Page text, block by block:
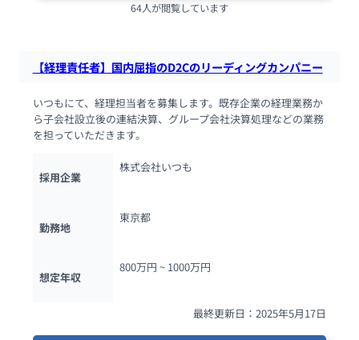
64人が閲覧しています
【経理責任者】国内屈指のD2Cのリーディングカンパニー
いつもにて、経理担当者を募集します。既存企業の経理業務か
ら子会社設立後の連結決算、グループ会社決算処理などの業務
を担っていただきます。
採用企業
株式会社いつも
勤務地
東京都
想定年収
800万円 ~ 1000万円
最終更新日：2025年5月17日